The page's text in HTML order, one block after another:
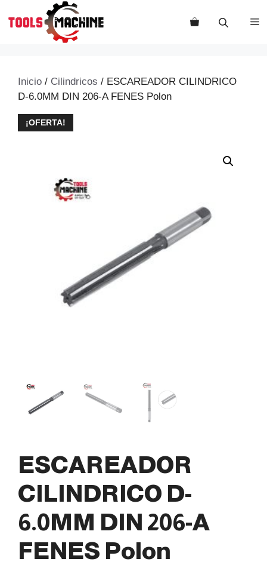
Inicio / Cilindricos / ESCAREADOR CILINDRICO
D-6.0MM DIN 206-A FENES Polon
¡OFERTA!
ESCAREADOR
CILINDRICO D-
6.0MM DIN 206-A
FENES Polon